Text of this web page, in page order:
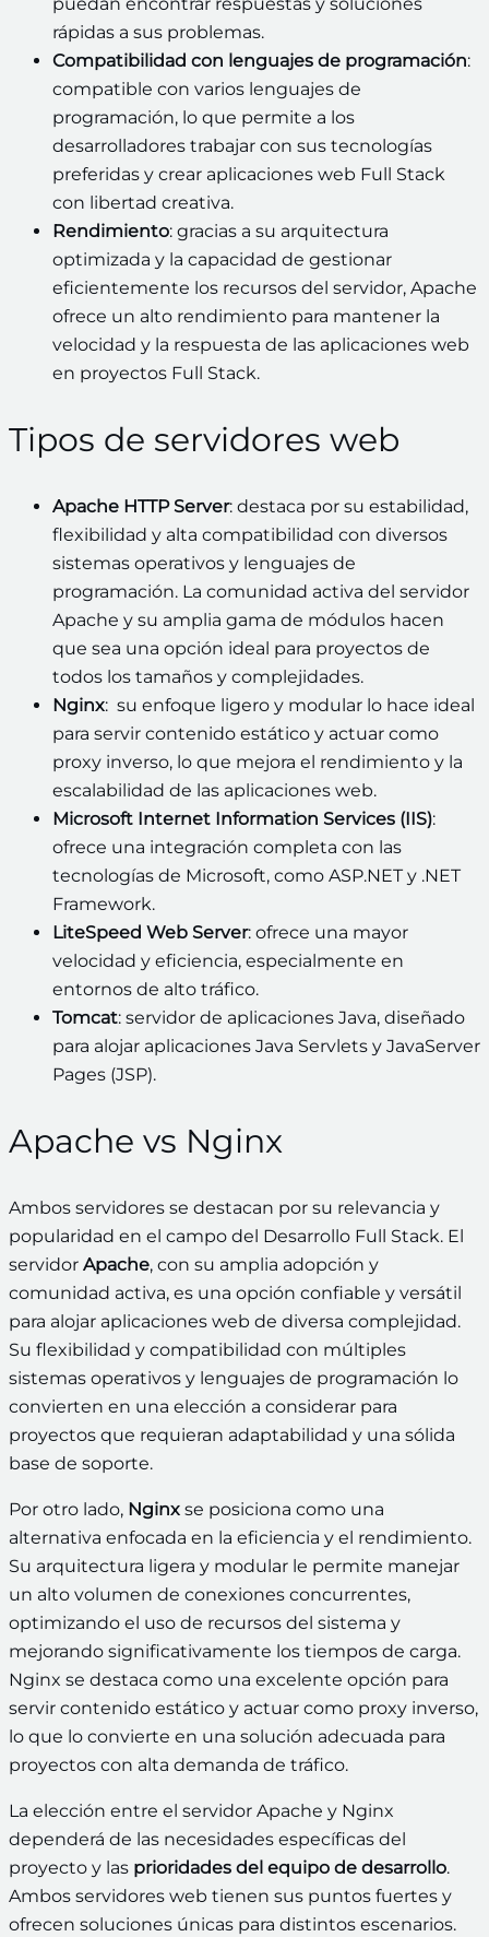
rápidas a sus problemas.
Compatibilidad con lenguajes de programación:
compatible con varios lenguajes de
programación, lo que permite a los
desarrolladores trabajar con sus tecnologías
preferidas y crear aplicaciones web Full Stack
con libertad creativa.
Rendimiento: gracias a su arquitectura
optimizada y la capacidad de gestionar
eficientemente los recursos del servidor, Apache
ofrece un alto rendimiento para mantener la
velocidad y la respuesta de las aplicaciones web
en proyectos Full Stack.
Tipos de servidores web
Apache HTTP Server: destaca por su estabilidad,
flexibilidad y alta compatibilidad con diversos
sistemas operativos y lenguajes de
programación. La comunidad activa del servidor
Apache y su amplia gama de módulos hacen
que sea una opción ideal para proyectos de
todos los tamaños y complejidades.
Nginx: su enfoque ligero y modular lo hace ideal
para servir contenido estático y actuar como
proxy inverso, lo que mejora el rendimiento y la
escalabilidad de las aplicaciones web.
Microsoft Internet Information Services (IIS):
ofrece una integración completa con las
tecnologías de Microsoft, como ASP.NET y .NET
Framework.
LiteSpeed Web Server: ofrece una mayor
velocidad y eficiencia, especialmente en
entornos de alto tráfico.
Tomcat: servidor de aplicaciones Java, diseñado
para alojar aplicaciones Java Servlets y JavaServer
Pages (JSP).
Apache vs Nginx
Ambos servidores se destacan por su relevancia y
popularidad en el campo del Desarrollo Full Stack. El
servidor Apache, con su amplia adopción y
comunidad activa, es una opción confiable y versátil
para alojar aplicaciones web de diversa complejidad.
Su flexibilidad y compatibilidad con múltiples
sistemas operativos y lenguajes de programación lo
convierten en una elección a considerar para
proyectos que requieran adaptabilidad y una sólida
base de soporte.
Por otro lado, Nginx se posiciona como una
alternativa enfocada en la eficiencia y el rendimiento.
Su arquitectura ligera y modular le permite manejar
un alto volumen de conexiones concurrentes,
optimizando el uso de recursos del sistema y
mejorando significativamente los tiempos de carga.
Nginx se destaca como una excelente opción para
servir contenido estático y actuar como proxy inverso,
lo que lo convierte en una solución adecuada para
proyectos con alta demanda de tráfico.
La elección entre el servidor Apache y Nginx
dependerá de las necesidades específicas del
proyecto y las prioridades del equipo de desarrollo.
Ambos servidores web tienen sus puntos fuertes y
ofrecen soluciones únicas para distintos escenarios.